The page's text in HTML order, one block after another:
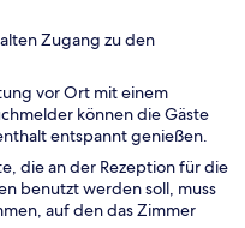
Zugang zu den
vor Ort mit einem
können die Gäste
entspannt genießen.
die an der Rezeption für die
benutzt werden soll, muss
auf den das Zimmer